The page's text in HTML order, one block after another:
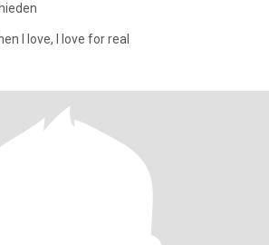
I love, I love for real